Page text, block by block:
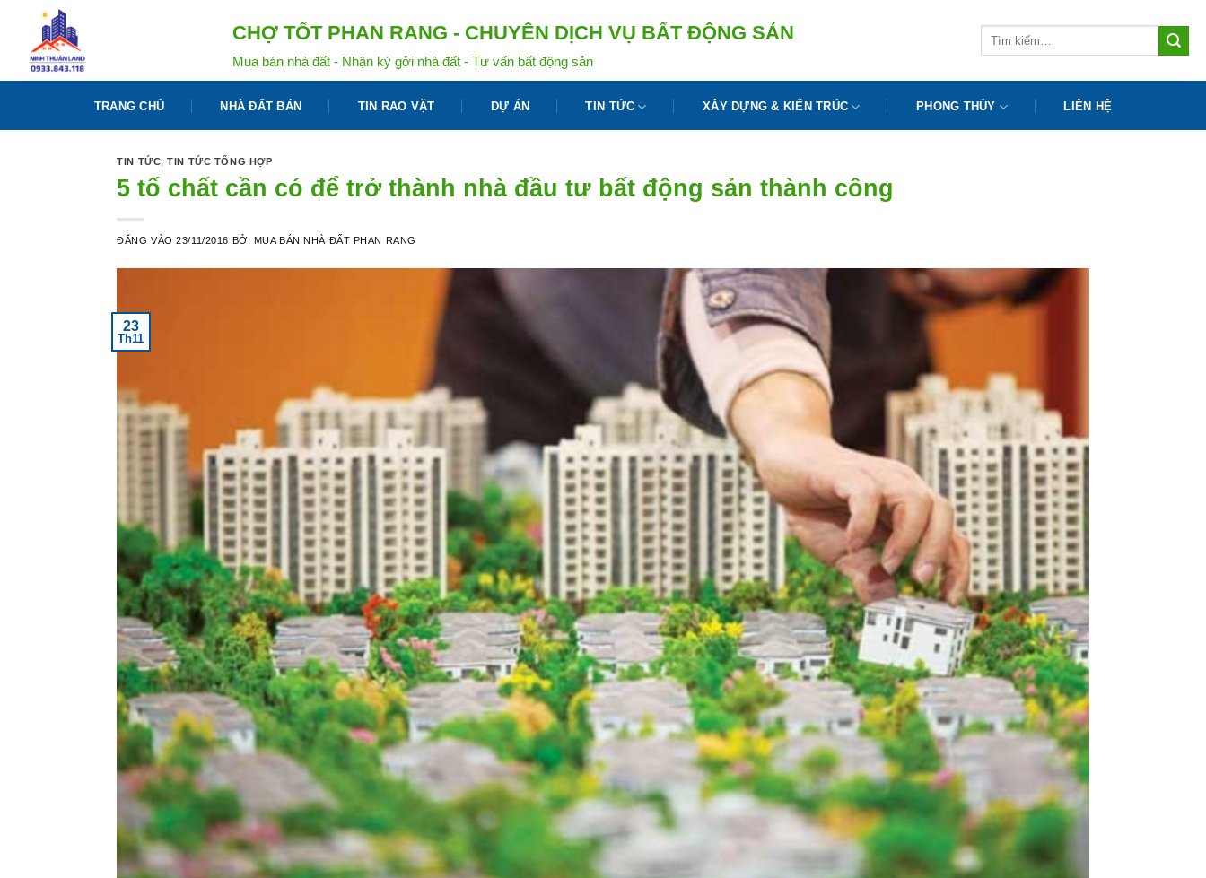
dung
CHỢ TỐT PHAN RANG - CHUYÊN DỊCH VỤ BẤT ĐỘNG SẢN
Mua bán nhà đất - Nhận ký gởi nhà đất - Tư vấn bất động sản
TRANG CHỦ NHÀ ĐẤT BÁN TIN RAO VẶT DỰ ÁN TIN TỨC XÂY DỰNG & KIẾN TRÚC PHONG THỦY LIÊN HỆ
TIN TỨC,TIN TỨC TỔNG HỢP
5 tố chất cần có để trở thành nhà đầu tư bất động sản thành công
ĐĂNG VÀO23/11/2016 BỞI MUA BÁN NHÀ ĐẤT PHAN RANG
23
Th11